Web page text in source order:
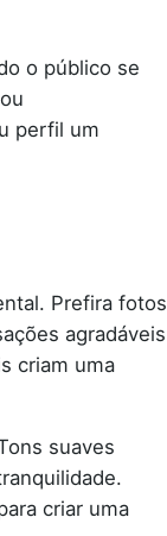
o público se
perfil um
Prefira fotos
agradáveis
criam uma
suaves
criar uma